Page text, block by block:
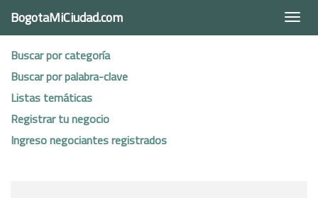
BogotaMiCiudad.com
Buscar por categoría
Buscar por palabra-clave
Listas temáticas
Registrar tu negocio
Ingreso negociantes registrados